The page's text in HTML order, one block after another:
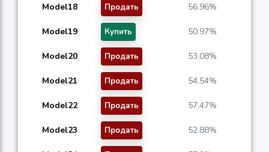
Model18 Продать 56.96%
Model19 Купить 50.97%
Model20 Продать 53.08%
Model21 Продать 54.54%
Model22 Продать 57.47%
Model23 Продать 52.88%